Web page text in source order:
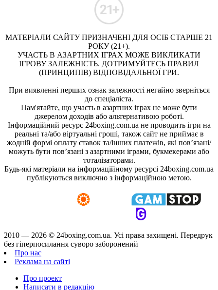
МАТЕРІАЛИ САЙТУ ПРИЗНАЧЕНІ ДЛЯ ОСІБ СТАРШЕ 21
РОКУ (21+).
УЧАСТЬ В АЗАРТНИХ ІГРАХ МОЖЕ ВИКЛИКАТИ
ІГРОВУ ЗАЛЕЖНІСТЬ. ДОТРИМУЙТЕСЬ ПРАВИЛ
(ПРИНЦИПІВ) ВІДПОВІДАЛЬНОЇ ГРИ.
При виявленні перших ознак залежності негайно зверніться
до спеціаліста.
Пам'ятайте, що участь в азартних іграх не може бути
джерелом доходів або альтернативою роботі.
Інформаційний ресурс 24boxing.com.ua не проводить ігри на
реальні та/або віртуальні гроші, також сайт не приймає в
жодній формі оплату ставок та/інших платежів, які пов’язані/
можуть бути пов’язані з азартними іграми, букмекерами або
тоталізаторами.
Будь-які матеріали на інформаційному ресурсі 24boxing.com.ua
публікуються виключно з інформаційною метою.
2010 — 2026 © 24boxing.com.ua. Усi права захищенi. Передрук
без гіперпосилання суворо заборонений
Про нас
Реклама на сайті
Про проект
Написати в редакцію